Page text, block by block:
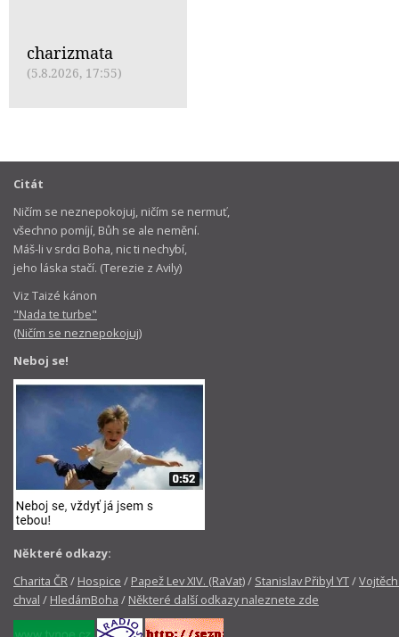
charizmata
(5.8.2026, 17:55)
Citát
Ničím se neznepokojuj, ničím se nermuť,
všechno pomíjí, Bůh se ale nemění.
Máš-li v srdci Boha, nic ti nechybí,
jeho láska stačí. (Terezie z Avily)
Viz Taizé kánon
"Nada te turbe"
(Ničím se neznepokojuj)
Neboj se!
Některé odkazy:
Charita ČR / Hospice / Papež Lev XIV. (RaVat)/ Stanislav Přibyl YT/
chval / HledámBoha / Některé další odkazy naleznete zde